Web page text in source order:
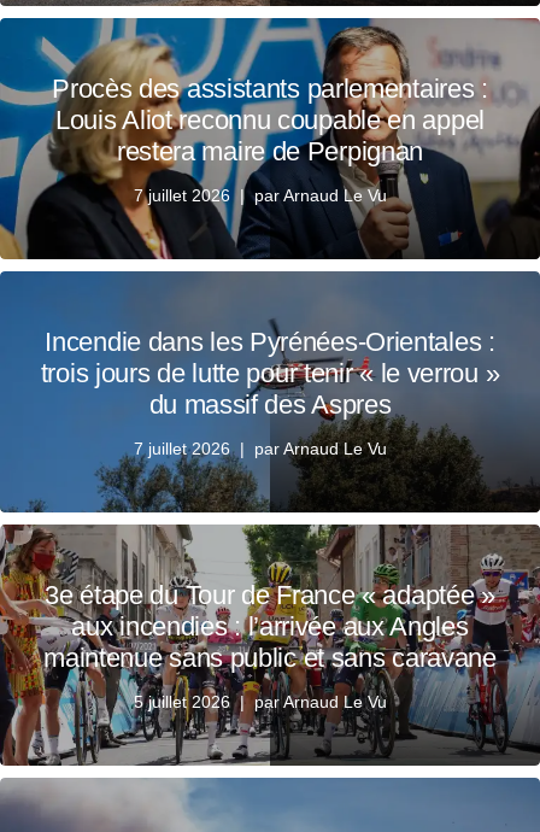
Procès des assistants parlementaires :
Louis Aliot reconnu coupable en appel
restera maire de Perpignan
7 juillet 2026 parArnaud Le Vu
Incendie dans les Pyrénées-Orientales :
trois jours de lutte pour tenir « le verrou »
du massif des Aspres
7 juillet 2026 parArnaud Le Vu
3e étape du Tour de France « adaptée »
aux incendies : l’arrivée aux Angles
maintenue sans public et sans caravane
5 juillet 2026 parArnaud Le Vu